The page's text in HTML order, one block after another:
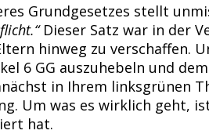
Grundgesetzes stellt
Dieser Satz war in der
hinweg zu verschaffen.
6 GG auszuhebeln und
in Ihrem linksgrünen
Um was es wirklich geht,
hat.